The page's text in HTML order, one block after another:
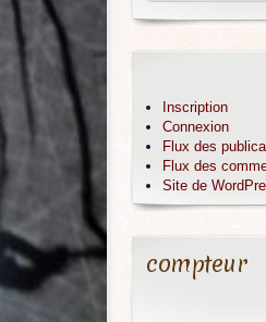
Inscription
Connexion
Flux des
Flux des
Site de
compteur